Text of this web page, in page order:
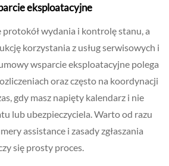
eksploatacyjne
wydania i kontrolę stanu, a
korzystania z usług serwisowych i
wsparcie eksploatacyjne polega
oraz często na koordynacji
gdy masz napięty kalendarz i nie
lub ubezpieczyciela. Warto od razu
assistance i zasady zgłaszania
się prosty proces.